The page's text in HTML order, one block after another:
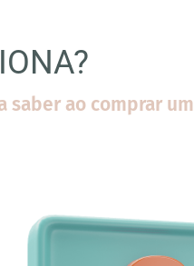
saber ao comprar